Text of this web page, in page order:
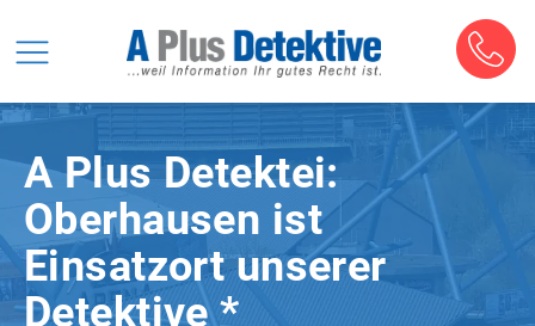
A Plus Detektei:
Oberhausen ist
Einsatzort unserer
Detektive *